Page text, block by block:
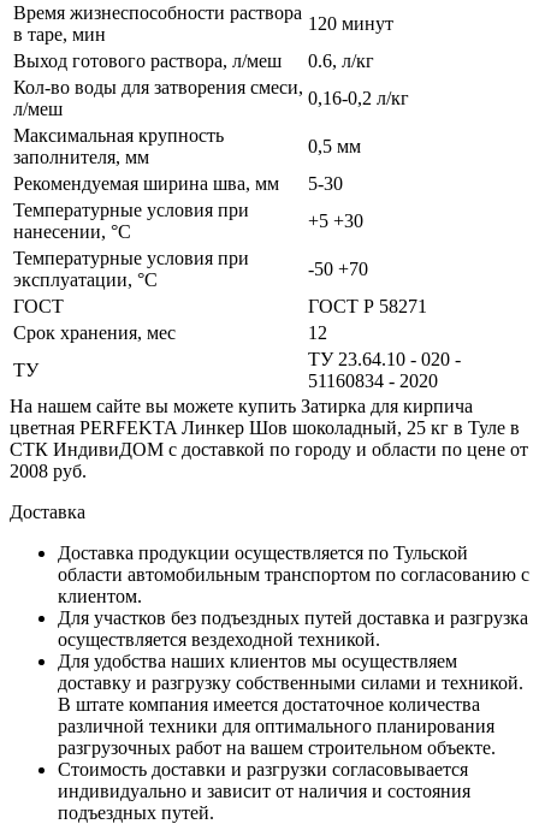
Время жизнеспособности раствора
в таре, мин
120 минут
Выход готового раствора, л/меш
0.6, л/кг
Кол-во воды для затворения смеси,
л/меш
0,16-0,2 л/кг
Максимальная крупность
заполнителя, мм
0,5 мм
Рекомендуемая ширина шва, мм
5-30
Температурные условия при
нанесении, °C
+5 +30
Температурные условия при
эксплуатации, °C
-50 +70
ГОСТ
ГОСТ Р 58271
Срок хранения, мес
12
ТУ
ТУ 23.64.10 - 020 -
51160834 - 2020
На нашем сайте вы можете купить Затирка для кирпича
цветная PERFEKTA Линкер Шов шоколадный, 25 кг в Туле в
СТК ИндивиДОМ с доставкой по городу и области по цене от
2008 руб.
Доставка
Доставка продукции осуществляется по Тульской
области автомобильным транспортом по согласованию с
клиентом.
Для участков без подъездных путей доставка и разгрузка
осуществляется вездеходной техникой.
Для удобства наших клиентов мы осуществляем
доставку и разгрузку собственными силами и техникой.
В штате компания имеется достаточное количества
различной техники для оптимального планирования
разгрузочных работ на вашем строительном объекте.
Стоимость доставки и разгрузки согласовывается
индивидуально и зависит от наличия и состояния
подъездных путей.